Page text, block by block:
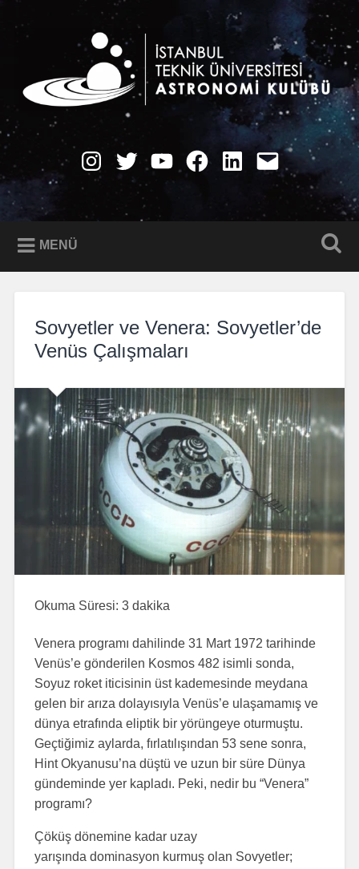
İTÜ Astronomi Kulübü
Instagram
TwitterYouTube
Facebook
LinkedIn
E-
Posta
MENÜ
Sovyetler ve Venera: Sovyetler’de
Venüs Çalışmaları
Okuma Süresi: 3 dakika
Venera programı dahilinde 31 Mart 1972 tarihinde
Venüs’e gönderilen Kosmos 482 isimli sonda,
Soyuz roket iticisinin üst kademesinde meydana
gelen bir arıza dolayısıyla Venüs’e ulaşamamış ve
dünya etrafında eliptik bir yörüngeye oturmuştu.
Geçtiğimiz aylarda, fırlatılışından 53 sene sonra,
Hint Okyanusu’na düştü ve uzun bir süre Dünya
gündeminde yer kapladı. Peki, nedir bu “Venera”
programı?
Çöküş dönemine kadar uzay
yarışında dominasyon kurmuş olan Sovyetler;